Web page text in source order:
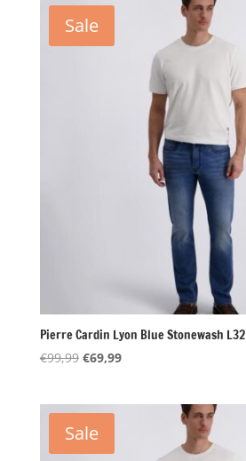
€99,99.
Sale
Pierre Cardin Lyon Blue Stonewash L32
€99,99 Oorspronkelijke
€99,99.
€69,99Huidige
Sale